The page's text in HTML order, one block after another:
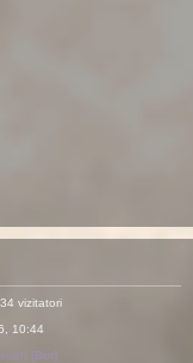
vizitatori
10:44
[Bot]